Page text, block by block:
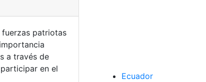
patriotas
a través de
en el
Ecuador